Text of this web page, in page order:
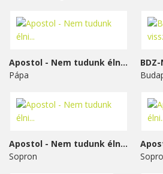
Apostol - Nem tudunk élni...
Pápa
Apostol - Nem tudunk élni...
Sopron